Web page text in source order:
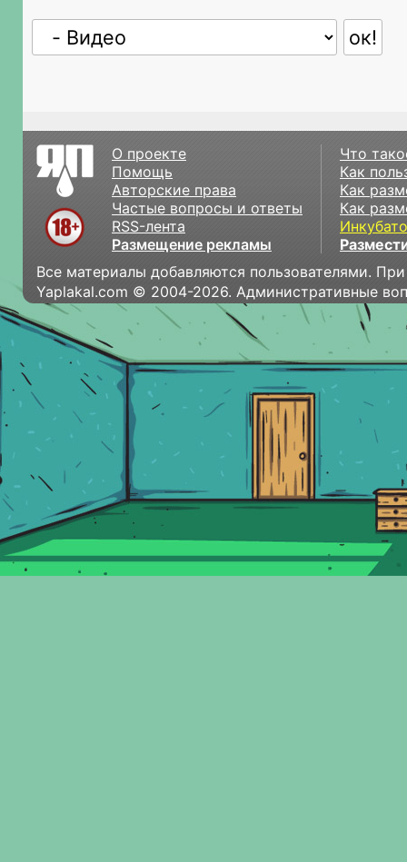
О проекте
Помощь
Авторские права
Частые вопросы и ответы
RSS-лента
Размещение рекламы
Что
Как
Как
Как
Все материалы добавляются пользователями.
Yaplakal.com © 2004-2026. Административные